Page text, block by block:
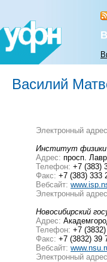
Василий
Электронный
Институт физики
Адрес: просп.
Телефон: +7 (383)
Факс: +7 (383) 333
Вебсайт:
Электронный
Новосибирский
Адрес:
Телефон: +7
Факс: +7 (3832) 39
Вебсайт:
Электронный